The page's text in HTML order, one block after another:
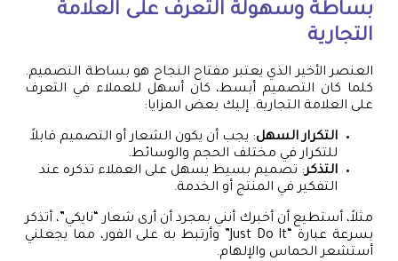
بساطة وسهولة التعرف على العلامة
التجارية
العنصر الأخير الذي يعتبر مفتاح النجاح هو بساطة التصميم.
كلما كان التصميم أبسط، كان أسهل للعملاء في التعرف
على العلامة التجارية. إليك بعض المزايا:
التكرار السهل: يجب أن يكون الشعار أو التصميم قابلاً
للتكرار في مختلف الحجم والوسائط.
التذكر: تصميم بسيط يسهل على العملاء تذكره عند
التفكير في المنتج أو الخدمة.
مثلاً، أستطيع أن أخبرك أنني بمجرد أن أرى شعار “نايكي”، أتذكر
بسرعة عبارة “Just Do It” وأرتبط به على الفور، مما يجعلني
أستشعر الحماس والإلهام.